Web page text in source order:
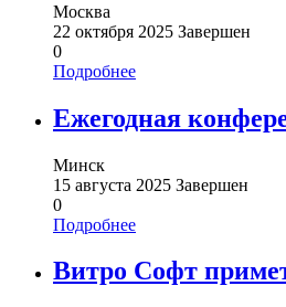
Москва
22 октября 2025 Завершен
0
Подробнее
Ежегодная
Минск
15 августа 2025 Завершен
0
Подробнее
Витро Софт